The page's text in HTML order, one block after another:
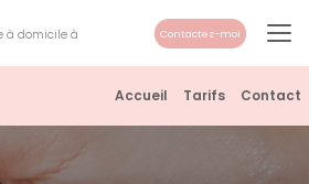
Accueil Tarifs Contact
Contactez-moi